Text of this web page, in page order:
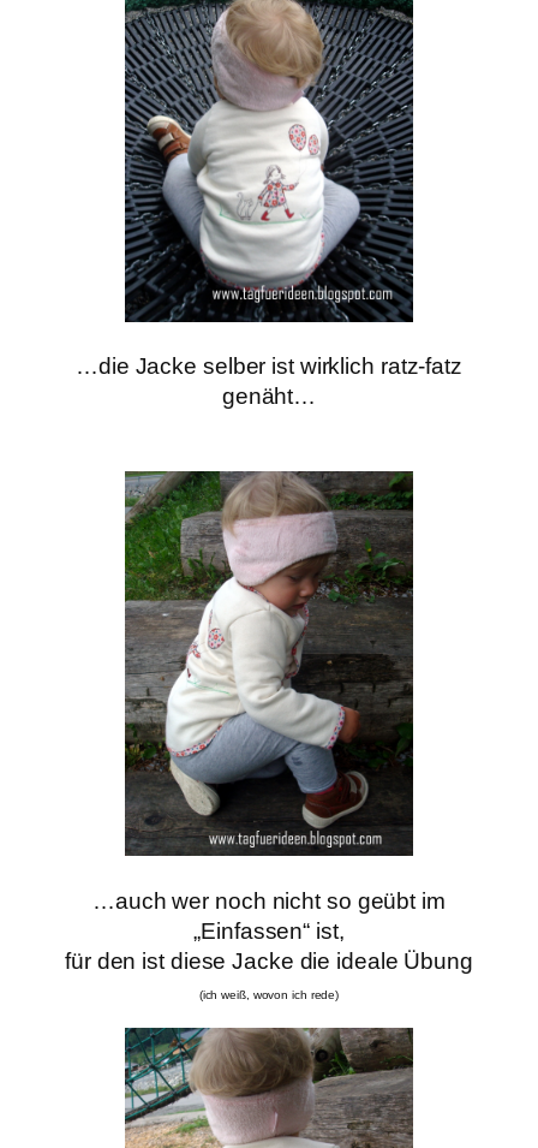
…die Jacke selber ist wirklich ratz-fatz
genäht…
…auch wer noch nicht so geübt im
„Einfassen“ ist,
für den ist diese Jacke die ideale Übung
(ich weiß, wovon ich rede)